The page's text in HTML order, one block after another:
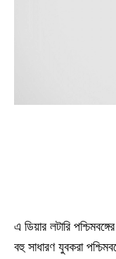
এ ডিয়ার লটারি
বহু সাধারণ যুবকরা